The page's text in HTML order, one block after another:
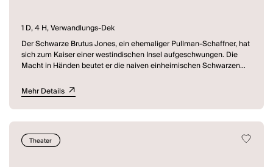
1 D, 4 H, Verwandlungs-Dek
Der Schwarze Brutus Jones, ein ehemaliger Pullman-Schaffner, hat
sich zum Kaiser einer westindischen Insel aufgeschwungen. Die
Macht in Händen beutet er die naiven einheimischen Schwarzen
gegen ihn erheben. Kaiser Jones muss durch den Urwald fliehen,
begleitet vom unheimlichen Getrommel der Eingeborenen, die sich
mit heidnischen Ritualen zum Kampf gegen ihn rüsten. Jones,
zuerst selbstbewusst und zielsicher, verliert im undurchsichtigen
Dschungel zusehends die Orientierung und ist, von Paranoia
gepackt, unheimlichen Erscheinungen ausgesetzt, die ihn in
Mehr Details
Theater